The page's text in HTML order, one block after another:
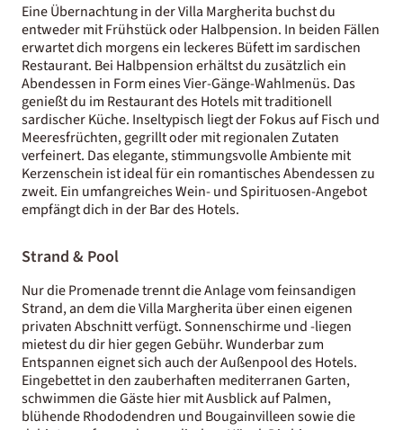
Eine Übernachtung in der Villa Margherita buchst du
entweder mit Frühstück oder Halbpension. In beiden Fällen
erwartet dich morgens ein leckeres Büfett im sardischen
Restaurant. Bei Halbpension erhältst du zusätzlich ein
Abendessen in Form eines Vier-Gänge-Wahlmenüs. Das
genießt du im Restaurant des Hotels mit traditionell
sardischer Küche. Inseltypisch liegt der Fokus auf Fisch und
Meeresfrüchten, gegrillt oder mit regionalen Zutaten
verfeinert. Das elegante, stimmungsvolle Ambiente mit
Kerzenschein ist ideal für ein romantisches Abendessen zu
zweit. Ein umfangreiches Wein- und Spirituosen-Angebot
empfängt dich in der Bar des Hotels.
Strand & Pool
Nur die Promenade trennt die Anlage vom feinsandigen
Strand, an dem die Villa Margherita über einen eigenen
privaten Abschnitt verfügt. Sonnenschirme und -liegen
mietest du dir hier gegen Gebühr. Wunderbar zum
Entspannen eignet sich auch der Außenpool des Hotels.
Eingebettet in den zauberhaften mediterranen Garten,
schwimmen die Gäste hier mit Ausblick auf Palmen,
blühende Rhododendren und Bougainvilleen sowie die